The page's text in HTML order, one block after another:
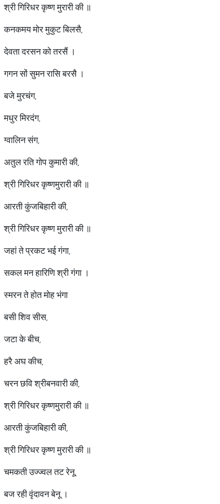
श्री गिरिधर कृष्ण मुरारी की ॥
कनकमय मोर मुकुट बिलसै,
देवता दरसन को तरसैं ।
गगन सों सुमन रासि बरसै ।
बजे मुरचंग,
मधुर मिरदंग,
ग्वालिन संग,
अतुल रति गोप कुमारी की,
श्री गिरिधर कृष्णमुरारी की ॥
आरती कुंजबिहारी की,
श्री गिरिधर कृष्ण मुरारी की ॥
जहां ते प्रकट भई गंगा,
सकल मन हारिणि श्री गंगा ।
स्मरन ते होत मोह भंगा
बसी शिव सीस,
जटा के बीच,
हरै अघ कीच,
चरन छवि श्रीबनवारी की,
श्री गिरिधर कृष्णमुरारी की ॥
आरती कुंजबिहारी की,
श्री गिरिधर कृष्ण मुरारी की ॥
चमकती उज्ज्वल तट रेनू,
बज रही वृंदावन बेनू ।